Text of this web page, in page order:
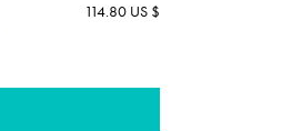
114.80 US $